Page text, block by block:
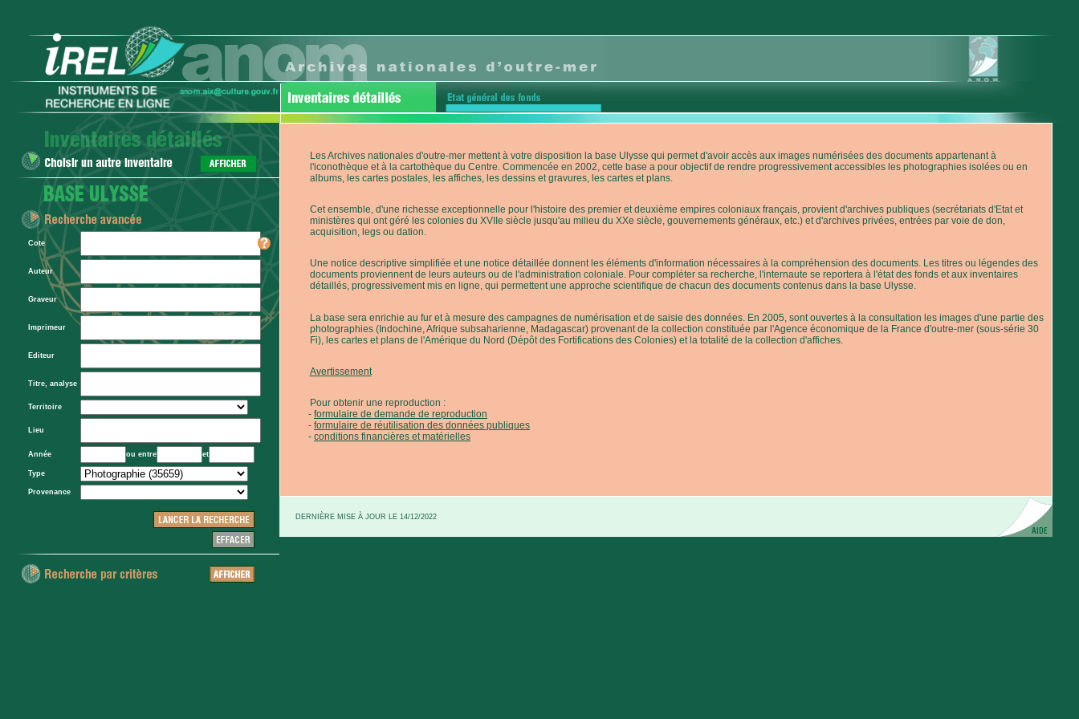
Cote
Auteur
Graveur
Imprimeur
Editeur
Titre, analyse
Territoire
Lieu
Année ou entre et
Type
Provenance
Les Archives nationales d'outre-mer mettent à votre disposition la base Ulysse qui permet d'avoir accès aux images numérisées des documents appartenant à
l'iconothèque et à la cartothèque du Centre. Commencée en 2002, cette base a pour objectif de rendre progressivement accessibles les photographies isolées ou en
albums, les cartes postales, les affiches, les dessins et gravures, les cartes et plans.
Cet ensemble, d'une richesse exceptionnelle pour l'histoire des premier et deuxième empires coloniaux français, provient d'archives publiques (secrétariats d'Etat et
ministères qui ont géré les colonies du XVIIe siècle jusqu'au milieu du XXe siècle, gouvernements généraux, etc.) et d'archives privées, entrées par voie de don,
acquisition, legs ou dation.
Une notice descriptive simplifiée et une notice détaillée donnent les éléments d'information nécessaires à la compréhension des documents. Les titres ou légendes des
documents proviennent de leurs auteurs ou de l'administration coloniale. Pour compléter sa recherche, l'internaute se reportera à l'état des fonds et aux inventaires
détaillés, progressivement mis en ligne, qui permettent une approche scientifique de chacun des documents contenus dans la base Ulysse.
La base sera enrichie au fur et à mesure des campagnes de numérisation et de saisie des données. En 2005, sont ouvertes à la consultation les images d'une partie des
photographies (Indochine, Afrique subsaharienne, Madagascar) provenant de la collection constituée par l'Agence économique de la France d'outre-mer (sous-série 30
Fi), les cartes et plans de l'Amérique du Nord (Dépôt des Fortifications des Colonies) et la totalité de la collection d'affiches.
Avertissement
Pour obtenir une reproduction :
formulaire de demande de reproduction
formulaire de réutilisation des données publiques
conditions financières et matérielles
DERNIÈRE MISE À JOUR LE 14/12/2022